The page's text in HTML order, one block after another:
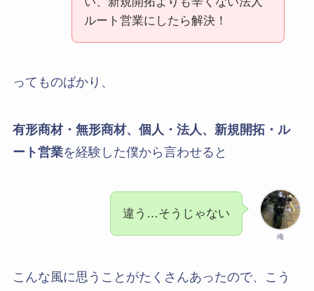
ルート営業にしたら解決！
ってものばかり、
有形商材・無形商材、個人・法人、新規開拓・ル
ート営業を経験した僕から言わせると
俺
違う…そうじゃない
こんな風に思うことがたくさんあったので、こう